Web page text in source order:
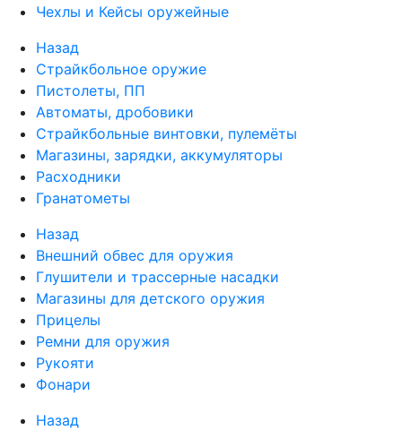
Чехлы и Кейсы оружейные
Назад
Страйкбольное оружие
Пистолеты, ПП
Автоматы, дробовики
Страйкбольные винтовки, пулемёты
Магазины, зарядки, аккумуляторы
Расходники
Гранатометы
Назад
Внешний обвес для оружия
Глушители и трассерные насадки
Магазины для детского оружия
Прицелы
Ремни для оружия
Рукояти
Фонари
Назад